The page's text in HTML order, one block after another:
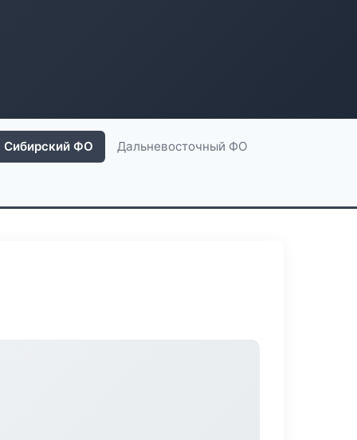
Сибирский ФО Дальневосточный ФО